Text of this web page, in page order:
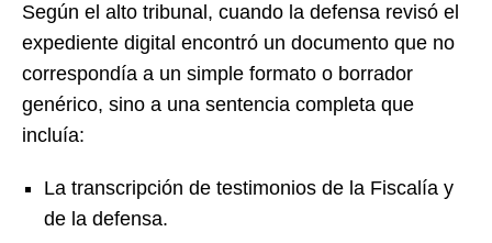
Según el alto tribunal, cuando la defensa revisó el
expediente digital encontró un documento que no
correspondía a un simple formato o borrador
genérico, sino a una sentencia completa que
incluía:
La transcripción de testimonios de la Fiscalía y
de la defensa.